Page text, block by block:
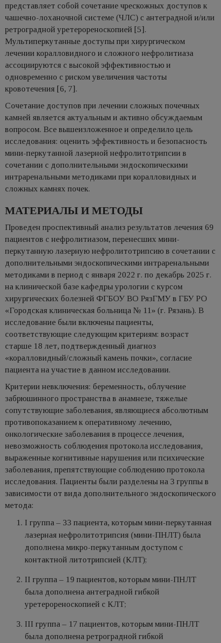
представляет собой сочетание чрескожных доступов к
чашечно-лоханочной системе (ЧЛС) с антеградной и/или
ретроградной уретерореноскопией [5].
Мультиперкутанные доступы при хирургическом
лечении коралловидного и сложного нефролитиаза
ассоциируются с высокой эффективностью и
одновременно с риском увеличения частоты
кровотечения [6, 7].
Сочетание доступов при лечении сложных почечных
камней является актуальным и активно обсуждаемым
вопросом. Все вышеизложенное и определило цель
исследования: оценить эффективность и безопасность
мини-перкутанной лазерной нефролитотрипсии в
сочетании с дополнительными эндоскопическими
интраренальными методиками при коралловидных и
сложных камнях почек.
МАТЕРИАЛЫ И МЕТОДЫ
Проведен проспективный анализ результатов лечения 69
пациентов с нефролитиазом, перенесших мини-
перкутанную лазерную нефролитотрипсию в сочетании с
дополнительными эндоскопическими интраренальными
методиками в период с января 2022 г. по декабрь 2025 г.
на клинической базе кафедры урологии с курсом
хирургических болезней ФГБОУ ВО РязГМУ в ГБУ РО
«Городская клиническая больница № 11» (г. Рязань). В
исследование были включены пациенты,
соответствующие следующим критериям: возраст
старше 18 лет, подтвержденный диагноз
«коралловидный/сложный камень почки», согласие
пациента на участие в данном исследовании.
Критерии невключения: беременность, облучение
забрюшинного пространства в анамнезе, тяжелые
сопутствующие заболевания, являющиеся абсолютным
противопоказанием к оперативному лечению,
онкологические заболевания в процессе лечения,
невозможность соблюдения протокола исследования,
выраженные когнитивные нарушения или психические
заболевания, препятствующие соблюдению протокола
исследования. Пациенты были разделены на 3 группы в
зависимости от вида дополнительного эндоскопического
метода:
I группа – 33 пациента, которым мини-перкутанная
лазерная нефролитотрипсия (мини-ПНЛТ) была
дополнена микро-перкутанным доступом с
контактной литотрипсией (КЛТ);
II группа – 19 пациентов, которым мини-ПНЛТ
была дополнена антеградной гибкой
уретерореноскопией с КЛТ;
III группа – 17 пациентов, которым мини-ПНЛТ
была дополнена ретроградной гибкой